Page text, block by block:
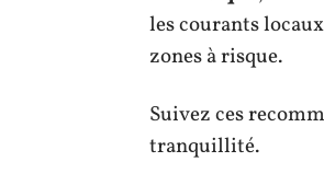
les courants
zones à risque.
Suivez ces
tranquillité.